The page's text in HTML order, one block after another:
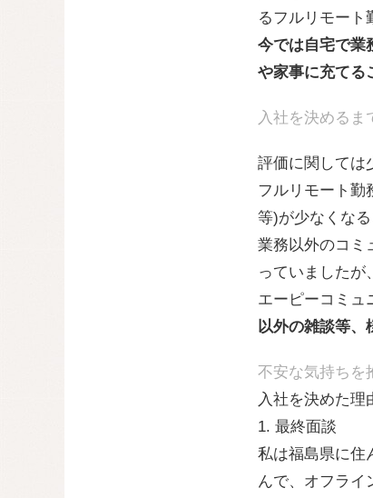
るフルリモート
今では自宅で業
や家事に充てる
入社を決めるま
評価に関しては
フルリモート勤
等)が少なくなる
業務以外のコミ
っていましたが
エーピーコミュ
以外の雑談等、
不安な気持ちを
入社を決めた理
1. 最終面談
私は福島県に住
んで、オフライ